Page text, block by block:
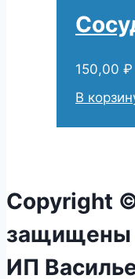
150,00 ₽
В
Copyright
защищены
ИП